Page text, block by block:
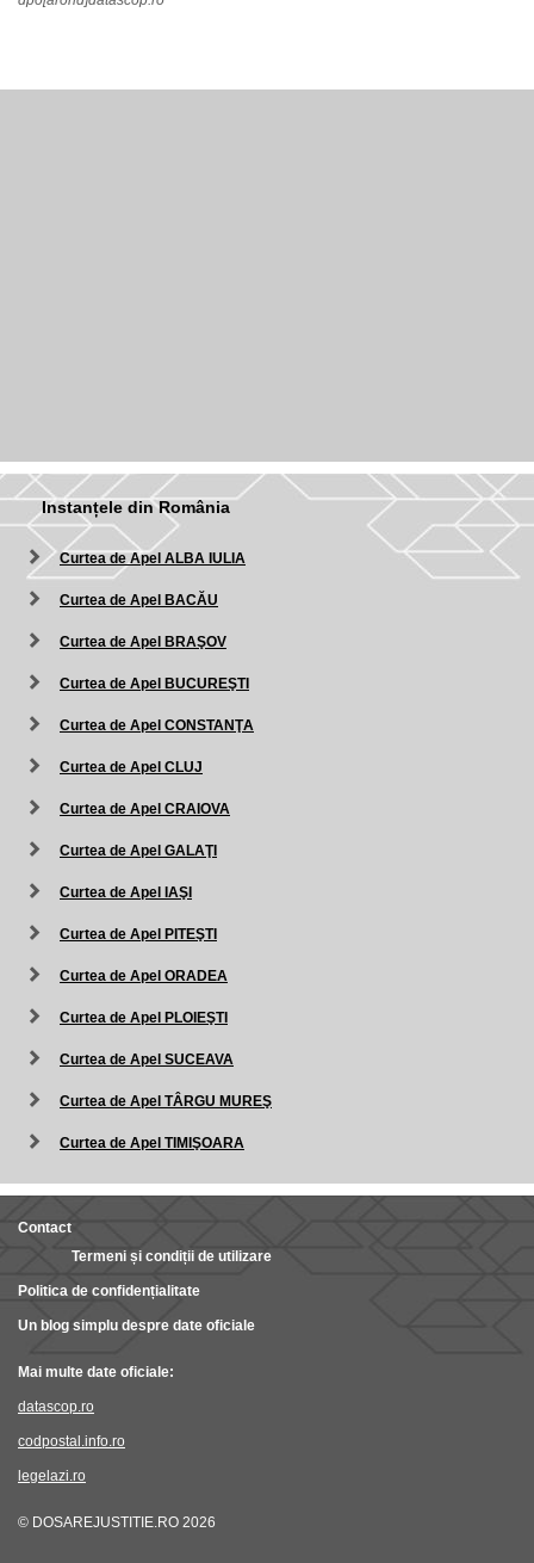
Instanțele din România
Curtea de Apel ALBA IULIA
Curtea de Apel BACĂU
Curtea de Apel BRAŞOV
Curtea de Apel BUCUREŞTI
Curtea de Apel CONSTANŢA
Curtea de Apel CLUJ
Curtea de Apel CRAIOVA
Curtea de Apel GALAŢI
Curtea de Apel IAŞI
Curtea de Apel PITEŞTI
Curtea de Apel ORADEA
Curtea de Apel PLOIEŞTI
Curtea de Apel SUCEAVA
Curtea de Apel TÂRGU MUREŞ
Curtea de Apel TIMIŞOARA
Contact
Termeni și condiții de utilizare
Politica de confidențialitate
Un blog simplu despre date oficiale
Mai multe date oficiale:
datascop.ro
codpostal.info.ro
legelazi.ro
© DOSAREJUSTITIE.RO 2026